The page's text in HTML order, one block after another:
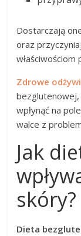
Dostarczają
oraz
właściwościom
Zdrowe
bezglutenowej,
wpłynąć na
walce z
Jak
skóry?
Dieta